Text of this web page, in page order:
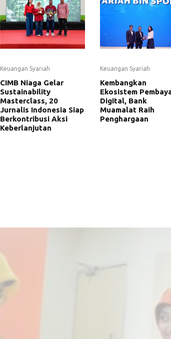
Keuangan Syariah
CIMB Niaga Gelar
Sustainability
Masterclass, 20
Jurnalis Indonesia Siap
Berkontribusi Aksi
Keberlanjutan
Keuangan Syariah
Kembangkan
Ekosistem
Digital, Bank
Muamalat Raih
Penghargaan